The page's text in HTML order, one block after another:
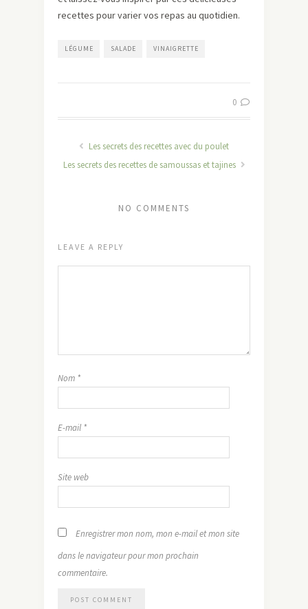
recettes pour varier vos repas au quotidien.
LÉGUME SALADE VINAIGRETTE
0
Les secrets des recettes avec du poulet
Les secrets des recettes de samoussas et tajines
NO COMMENTS
LEAVE A REPLY
Nom *
E-mail *
Site web
Enregistrer mon nom, mon e-mail et mon site
dans le navigateur pour mon prochain
commentaire.